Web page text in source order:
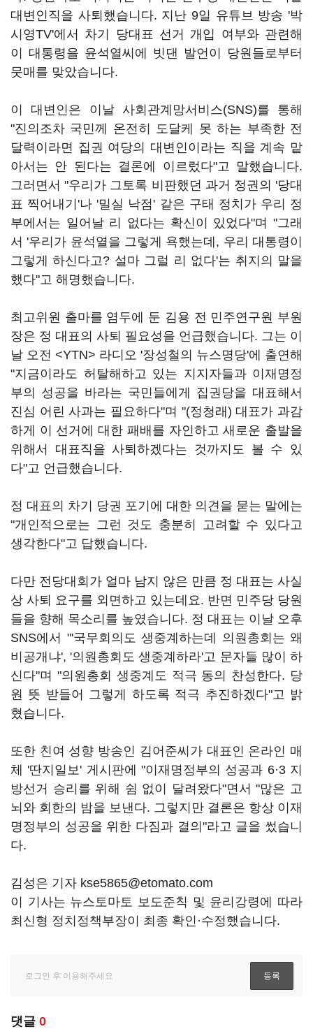
대변인직을 사퇴했습니다. 지난 9일 유튜브 방송 '박
시영TV'에서 차기 당대표 선거 개입 여부와 관련해
이 대통령을 윤석열씨에 빗댄 발언이 당원들로부터
뭇매를 맞았습니다.
이 대변인은 이날 사회관계망서비스(SNS)를 통해
"진의조차 국민께 온전히 도달케 못 하는 부족한 전
달력이라면 집권 여당의 대변인이라는 직을 계속 맡
아서는 안 된다는 결론에 이르렀다"고 말했습니다.
그러면서 "우리가 그토록 비판했던 과거 정권의 '당대
표 찍어내기'나 '밀실 낙점' 같은 구태 정치가 우리 정
부에서는 일어날 리 없다는 확신이 있었다"며 "그래
서 '우리가 윤석열을 그렇게 욕했는데, 우리 대통령이
그렇게 하신다고? 설마 그럴 리 없다'는 취지의 말을
했다"고 해명했습니다.
최고위원 출마를 염두에 둔 김용 전 민주연구원 부원
장은 정 대표의 사퇴 필요성을 언급했습니다. 그는 이
날 오전 <YTN> 라디오 '장성철의 뉴스명당'에 출연해
"지금이라도 허탈해하고 있는 지지자들과 이재명정
부의 성공을 바라는 국민들에게 집권당을 대표해서
진심 어린 사과는 필요하다"며 "(정청래) 대표가 과감
하게 이 선거에 대한 패배를 자인하고 새로운 출발을
위해서 대표직을 사퇴하겠다는 것까지도 볼 수 있
다"고 언급했습니다.
정 대표의 차기 당권 포기에 대한 의견을 묻는 말에는
"개인적으로는 그런 것도 충분히 고려할 수 있다고
생각한다"고 답했습니다.
다만 전당대회가 얼마 남지 않은 만큼 정 대표는 사실
상 사퇴 요구를 외면하고 있는데요. 반면 민주당 당원
들을 향해 목소리를 높였습니다. 정 대표는 이날 오후
SNS에서 "'국무회의도 생중계하는데 의원총회는 왜
비공개냐', '의원총회도 생중계하라'고 문자들 많이 하
신다"며 "의원총회 생중계도 적극 동의 찬성한다. 당
원 뜻 받들어 그렇게 하도록 적극 추진하겠다"고 밝
혔습니다.
또한 친여 성향 방송인 김어준씨가 대표인 온라인 매
체 '딴지일보' 게시판에 "이재명정부의 성공과 6·3 지
방선거 승리를 위해 쉼 없이 달려왔다"면서 "많은 고
뇌와 회한의 밤을 보낸다. 그렇지만 결론은 항상 이재
명정부의 성공을 위한 다짐과 결의"라고 글을 썼습니
다.
김성은 기자 kse5865@etomato.com
이 기사는 뉴스토마토 보도준칙 및 윤리강령에 따라
최신형 정치정책부장이 최종 확인·수정했습니다.
댓글 0